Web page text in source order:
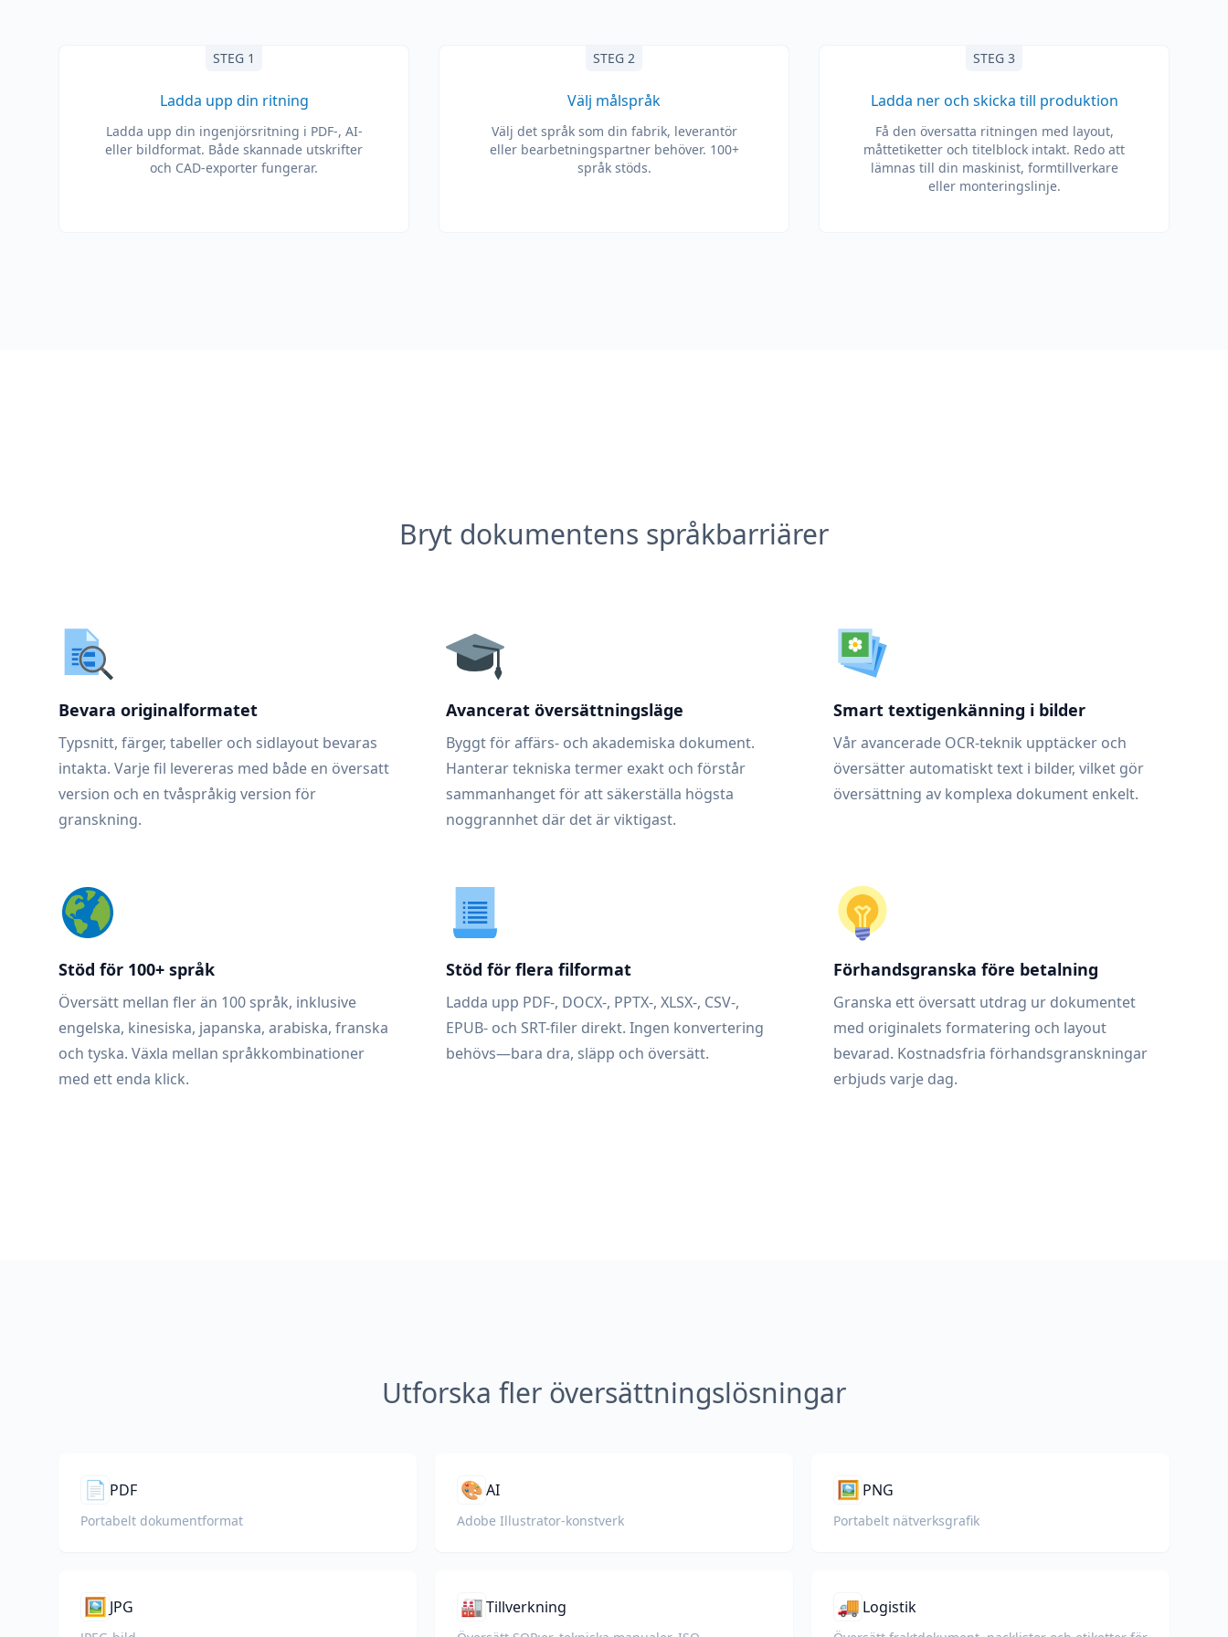
STEG 1
Ladda upp din ritning
Ladda upp din ingenjörsritning i PDF-, AI-
eller bildformat. Både skannade utskrifter
och CAD-exporter fungerar.
STEG 2
Välj målspråk
Välj det språk som din fabrik, leverantör
eller bearbetningspartner behöver. 100+
språk stöds.
STEG 3
Ladda ner och skicka till produktion
Få den översatta ritningen med layout,
måttetiketter och titelblock intakt. Redo att
lämnas till din maskinist, formtillverkare
eller monteringslinje.
Bryt dokumentens språkbarriärer
Bevara originalformatet
Typsnitt, färger, tabeller och sidlayout bevaras
intakta. Varje fil levereras med både en översatt
version och en tvåspråkig version för
granskning.
Avancerat översättningsläge
Byggt för affärs- och akademiska dokument.
Hanterar tekniska termer exakt och förstår
sammanhanget för att säkerställa högsta
noggrannhet där det är viktigast.
Smart textigenkänning i bilder
Vår avancerade OCR-teknik upptäcker och
översätter automatiskt text i bilder, vilket gör
översättning av komplexa dokument enkelt.
Stöd för 100+ språk
Översätt mellan fler än 100 språk, inklusive
engelska, kinesiska, japanska, arabiska, franska
och tyska. Växla mellan språkkombinationer
med ett enda klick.
Stöd för flera filformat
Ladda upp PDF-, DOCX-, PPTX-, XLSX-, CSV-,
EPUB- och SRT-filer direkt. Ingen konvertering
behövs—bara dra, släpp och översätt.
Förhandsgranska före betalning
Granska ett översatt utdrag ur dokumentet
med originalets formatering och layout
bevarad. Kostnadsfria förhandsgranskningar
erbjuds varje dag.
Utforska fler översättningslösningar
📄 PDF
Portabelt dokumentformat
🎨AI
Adobe Illustrator-konstverk
🖼️ PNG
Portabelt nätverksgrafik
🖼️ JPG 🏭Tillverkning 🚚 Logistik